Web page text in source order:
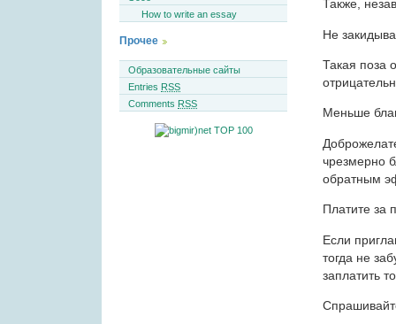
Также,
Не
Такая поза
Меньше
чрезмерно
обратным
Платите за
Если
тогда не
заплатить
How to write an essay
Прочее
Образовательные сайты
Entries RSS
Comments RSS